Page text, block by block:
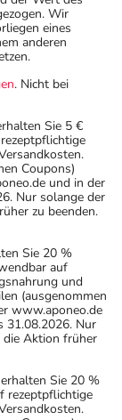
Wir
eines
anderen
. Nicht bei
Sie 5 €
Coupons)
und in der
Nur solange der
zu beenden.
Sie 20 %
auf
und
(ausgenommen
www.aponeo.de
31.08.2026. Nur
die Aktion früher
Sie 20 %
rezeptpflichtige